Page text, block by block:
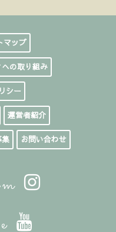
マップ
の取り組み
シー
運営者紹介
集 お問い合わせ